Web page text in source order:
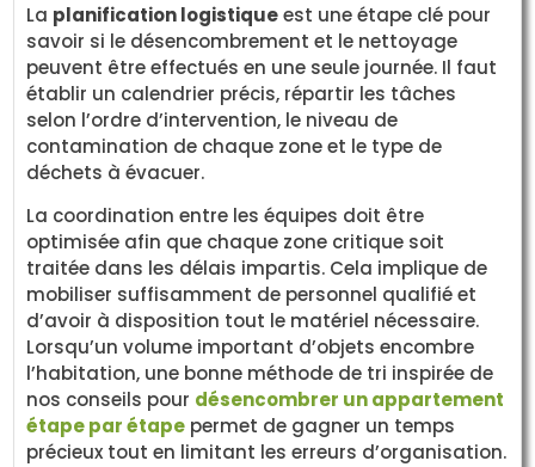
La planification logistiqueest une étape clé pour
savoir si le désencombrement et le nettoyage
peuvent être effectués en une seule journée. Il faut
établir un calendrier précis, répartir les tâches
selon l’ordre d’intervention, le niveau de
contamination de chaque zone et le type de
déchets à évacuer.
La coordination entre les équipes doit être
optimisée afin que chaque zone critique soit
traitée dans les délais impartis. Cela implique de
mobiliser suffisamment de personnel qualifié et
d’avoir à disposition tout le matériel nécessaire.
Lorsqu’un volume important d’objets encombre
l’habitation, une bonne méthode de tri inspirée de
nos conseils pour désencombrer un appartement
étape par étape permet de gagner un temps
précieux tout en limitant les erreurs d’organisation.